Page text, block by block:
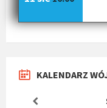
KALENDARZ